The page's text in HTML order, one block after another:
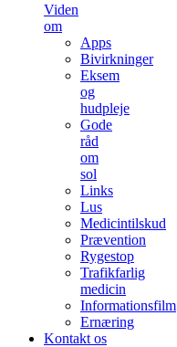
Viden
om
Apps
Bivirkninger
Eksem
og
hudpleje
Gode
råd
om
sol
Links
Lus
Medicintilskud
Prævention
Rygestop
Trafikfarlig
medicin
Informationsfilm
Ernæring
Kontakt os